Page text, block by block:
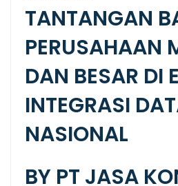
TANTANGAN
PERUSAHAAN
DAN BESAR DI
INTEGRASI
NASIONAL
BY PT JASA